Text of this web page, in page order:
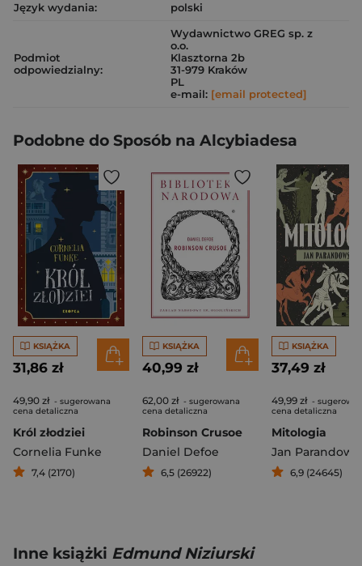
Język wydania:
polski
Podmiot
odpowiedzialny:
Wydawnictwo GREG sp. z
o.o.
Klasztorna 2b
31-979 Kraków
PL
e-mail: [email protected]
Podobne do Sposób na Alcybiadesa
KSIĄŻKA
31,86 zł
49,90 zł - sugerowana
cena detaliczna
Król złodziei
Cornelia Funke
7,4 (2170)
KSIĄŻKA
40,99 zł
62,00 zł - sugerowana
cena detaliczna
Robinson Crusoe
Daniel Defoe
6,5 (26922)
KSIĄŻKA
37,49 zł
49,99 zł -
cena detaliczna
Mitologia
Jan
6,9 (24645)
Inne książki Edmund Niziurski